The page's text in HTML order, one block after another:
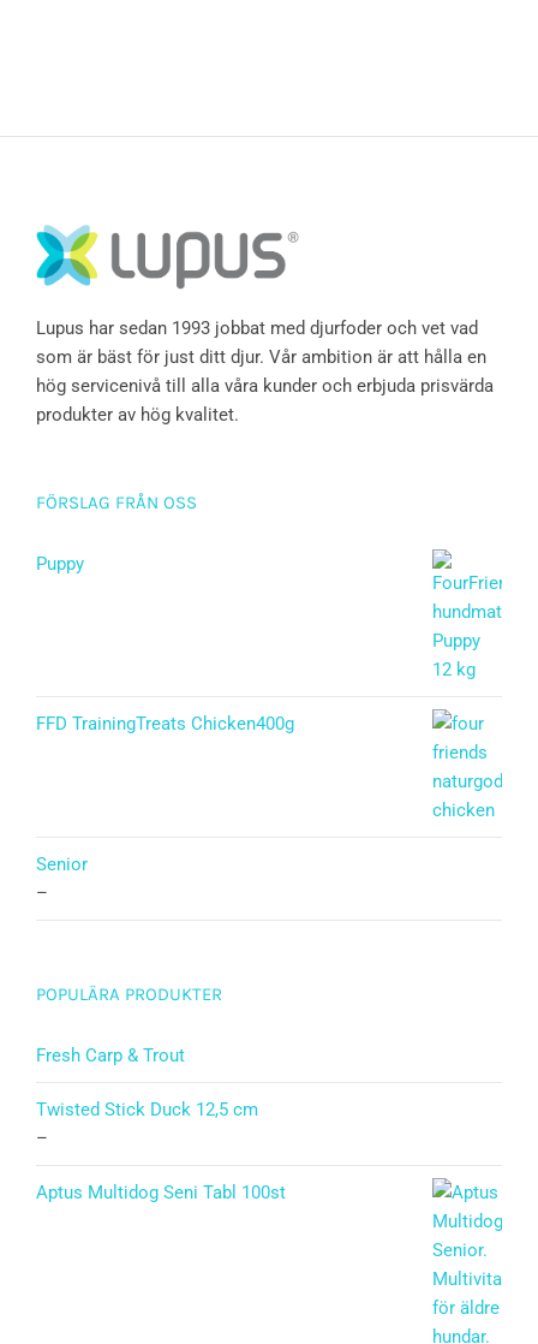
Lupus har sedan 1993 jobbat med djurfoder och vet vad
som är bäst för just ditt djur. Vår ambition är att hålla en
hög servicenivå till alla våra kunder och erbjuda prisvärda
produkter av hög kvalitet.
FÖRSLAG FRÅN OSS
Puppy
FFD TrainingTreats Chicken400g
Senior
–
POPULÄRA PRODUKTER
Fresh Carp & Trout
Twisted Stick Duck 12,5 cm
–
Aptus Multidog Seni Tabl 100st